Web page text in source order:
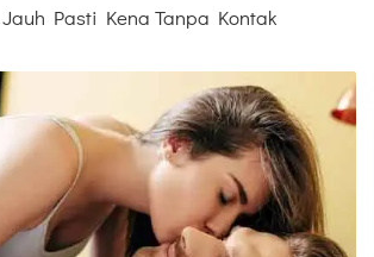
Pasti Kena Tanpa Kontak